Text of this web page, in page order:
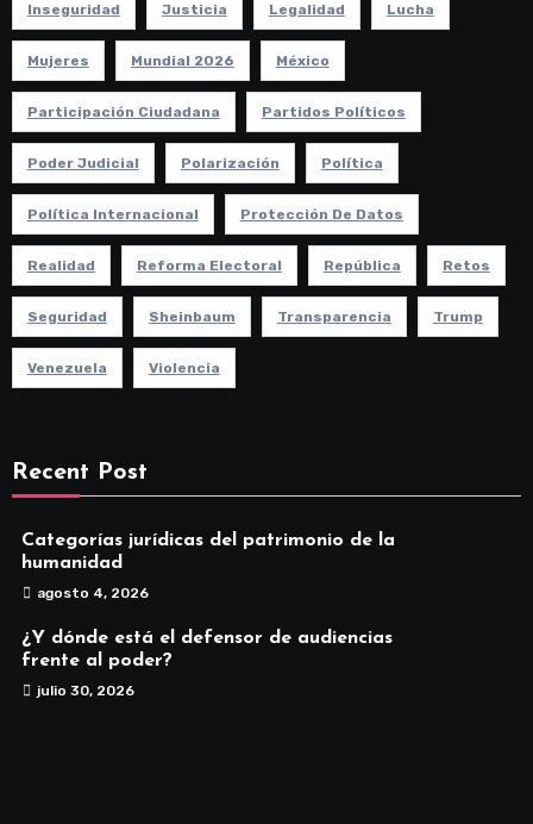
Inseguridad Justicia Legalidad Lucha
Mujeres Mundial 2026 México
Participación Ciudadana Partidos Políticos
Poder Judicial Polarización Política
Política Internacional Protección De Datos
Realidad Reforma Electoral República Retos
Seguridad Sheinbaum Transparencia Trump
Venezuela Violencia
Recent Post
Categorías jurídicas del patrimonio de la
humanidad
agosto 4, 2026
¿Y dónde está el defensor de audiencias
frente al poder?
julio 30, 2026